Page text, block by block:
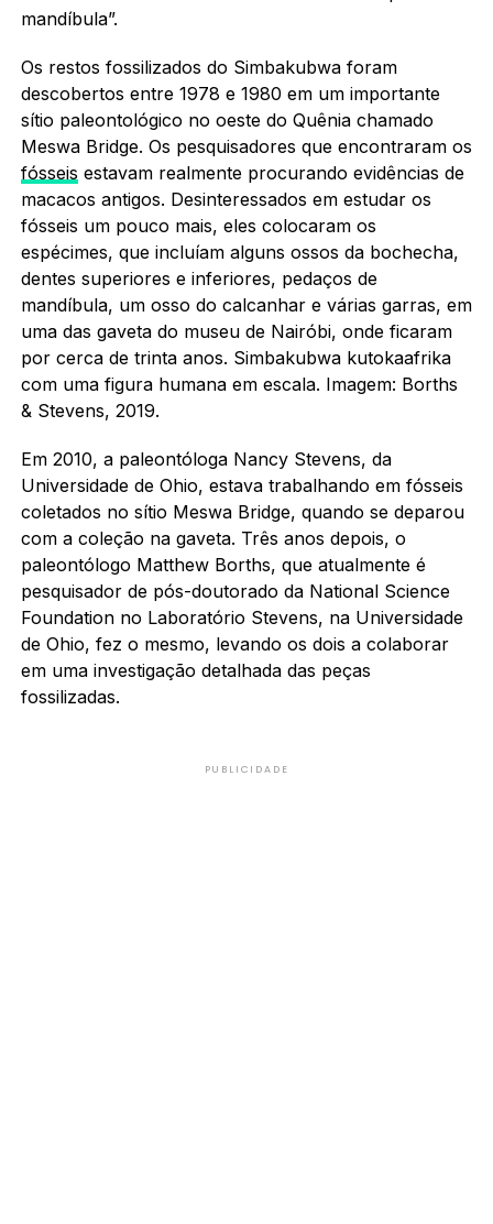
mandíbula”.
Os restos fossilizados do Simbakubwa foram
descobertos entre 1978 e 1980 em um importante
sítio paleontológico no oeste do Quênia chamado
Meswa Bridge. Os pesquisadores que encontraram os
fósseis estavam realmente procurando evidências de
macacos antigos. Desinteressados em estudar os
fósseis um pouco mais, eles colocaram os
espécimes, que incluíam alguns ossos da bochecha,
dentes superiores e inferiores, pedaços de
mandíbula, um osso do calcanhar e várias garras, em
uma das gaveta do museu de Nairóbi, onde ficaram
por cerca de trinta anos. Simbakubwa kutokaafrika
com uma figura humana em escala. Imagem: Borths
& Stevens, 2019.
Em 2010, a paleontóloga Nancy Stevens, da
Universidade de Ohio, estava trabalhando em fósseis
coletados no sítio Meswa Bridge, quando se deparou
com a coleção na gaveta. Três anos depois, o
paleontólogo Matthew Borths, que atualmente é
pesquisador de pós-doutorado da National Science
Foundation no Laboratório Stevens, na Universidade
de Ohio, fez o mesmo, levando os dois a colaborar
em uma investigação detalhada das peças
fossilizadas.
PUBLICIDADE